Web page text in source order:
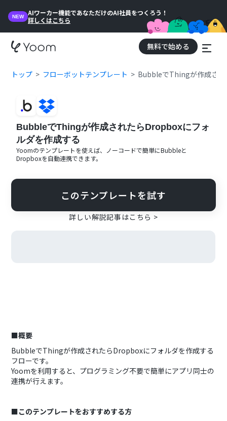
NEW
AIワーカー機能であなただけのAI社員をつくろう！
詳しくはこちら
無料で始める
トップ フローボットテンプレート BubbleでThingが作成さ
BubbleでThingが作成されたらDropboxにフォ
ルダを作成する
Yoomのテンプレートを使えば、ノーコードで簡単にBubbleと
Dropboxを自動連携できます。
このテンプレートを試す
詳しい解説記事はこちら >
■概要
BubbleでThingが作成されたらDropboxにフォルダを作成する
フローです。
Yoomを利用すると、プログラミング不要で簡単にアプリ同士の
連携が行えます。
■このテンプレートをおすすめする方